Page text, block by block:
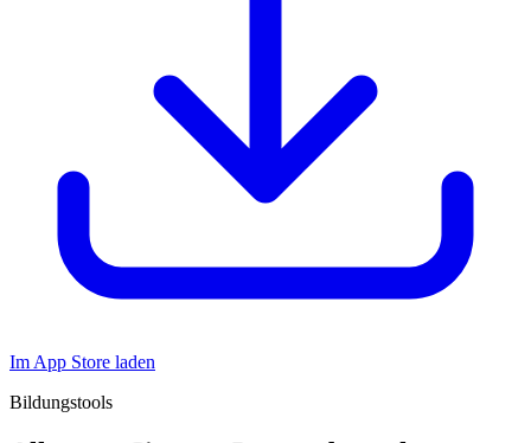
Im App Store laden
Bildungstools